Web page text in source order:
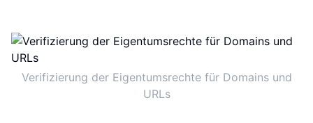
Verifizierung der Eigentumsrechte für Domains und
URLs